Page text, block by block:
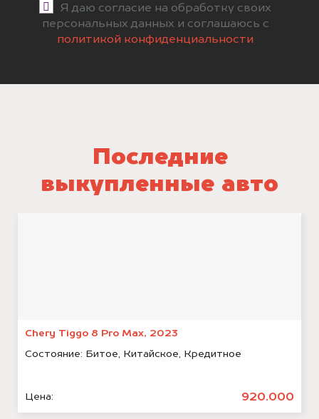
Я даю согласие на обработку своих
персональных данных и соглашаюсь с
политикой конфиденциальности
Последние
выкупленные авто
Chery Tiggo 8 Pro Max, 2023
Состояние: Битое, Китайское, Кредитное
Цена: 920.000